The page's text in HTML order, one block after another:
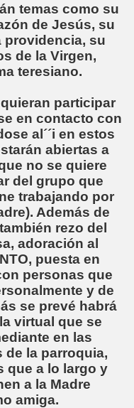
temas como su
de Jesús, su
providencia, su
de la Virgen,
teresiano.
participar
en contacto con
al´´i en estos
abiertas a
no se quiere
del grupo que
trabajando por
Además de
rezo del
adoración al
puesta en
personas que
y de
se prevé habrá
virtual que se
en las
de la parroquia,
que a lo largo y
a la Madre
amiga.